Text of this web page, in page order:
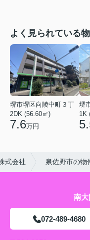
よく見られている
堺市堺区向陵中町３丁
2DK (56.60㎡)
7.6万円
堺
1K
式会社 泉佐野市の物
南
072-489-4680